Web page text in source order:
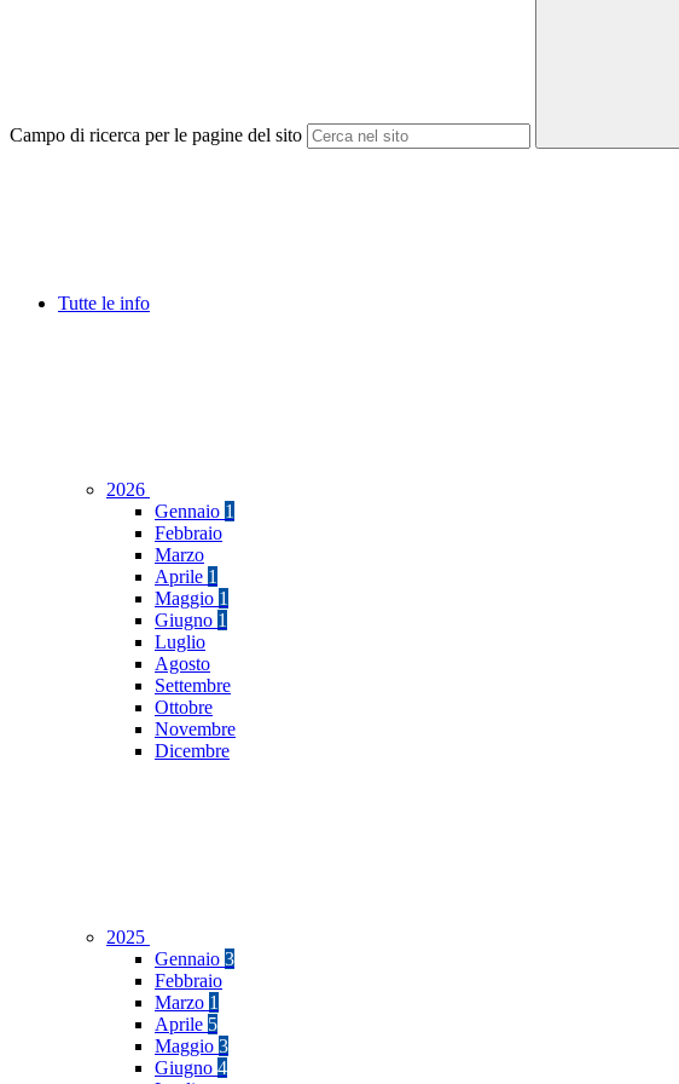
Campo di ricerca per le pagine del sito
Tutte le info
2026
Gennaio 1
Febbraio
Marzo
Aprile 1
Maggio 1
Giugno 1
Luglio
Agosto
Settembre
Ottobre
Novembre
Dicembre
2025
Gennaio 3
Febbraio
Marzo 1
Aprile 5
Maggio 3
Giugno 4